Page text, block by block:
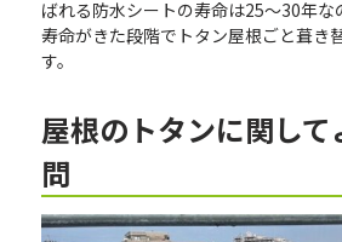
ばれる防水シートの寿命は25〜30年な
寿命がきた段階でトタン屋根ごと葺き
す。
屋根のトタンに関して
問